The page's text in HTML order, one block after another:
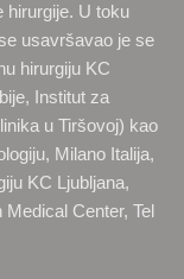
hirurgije. U toku
usavršavao je se
hirurgiju KC
Institut za
u Tiršovoj) kao
Milano Italija,
KC Ljubljana,
Center, Tel